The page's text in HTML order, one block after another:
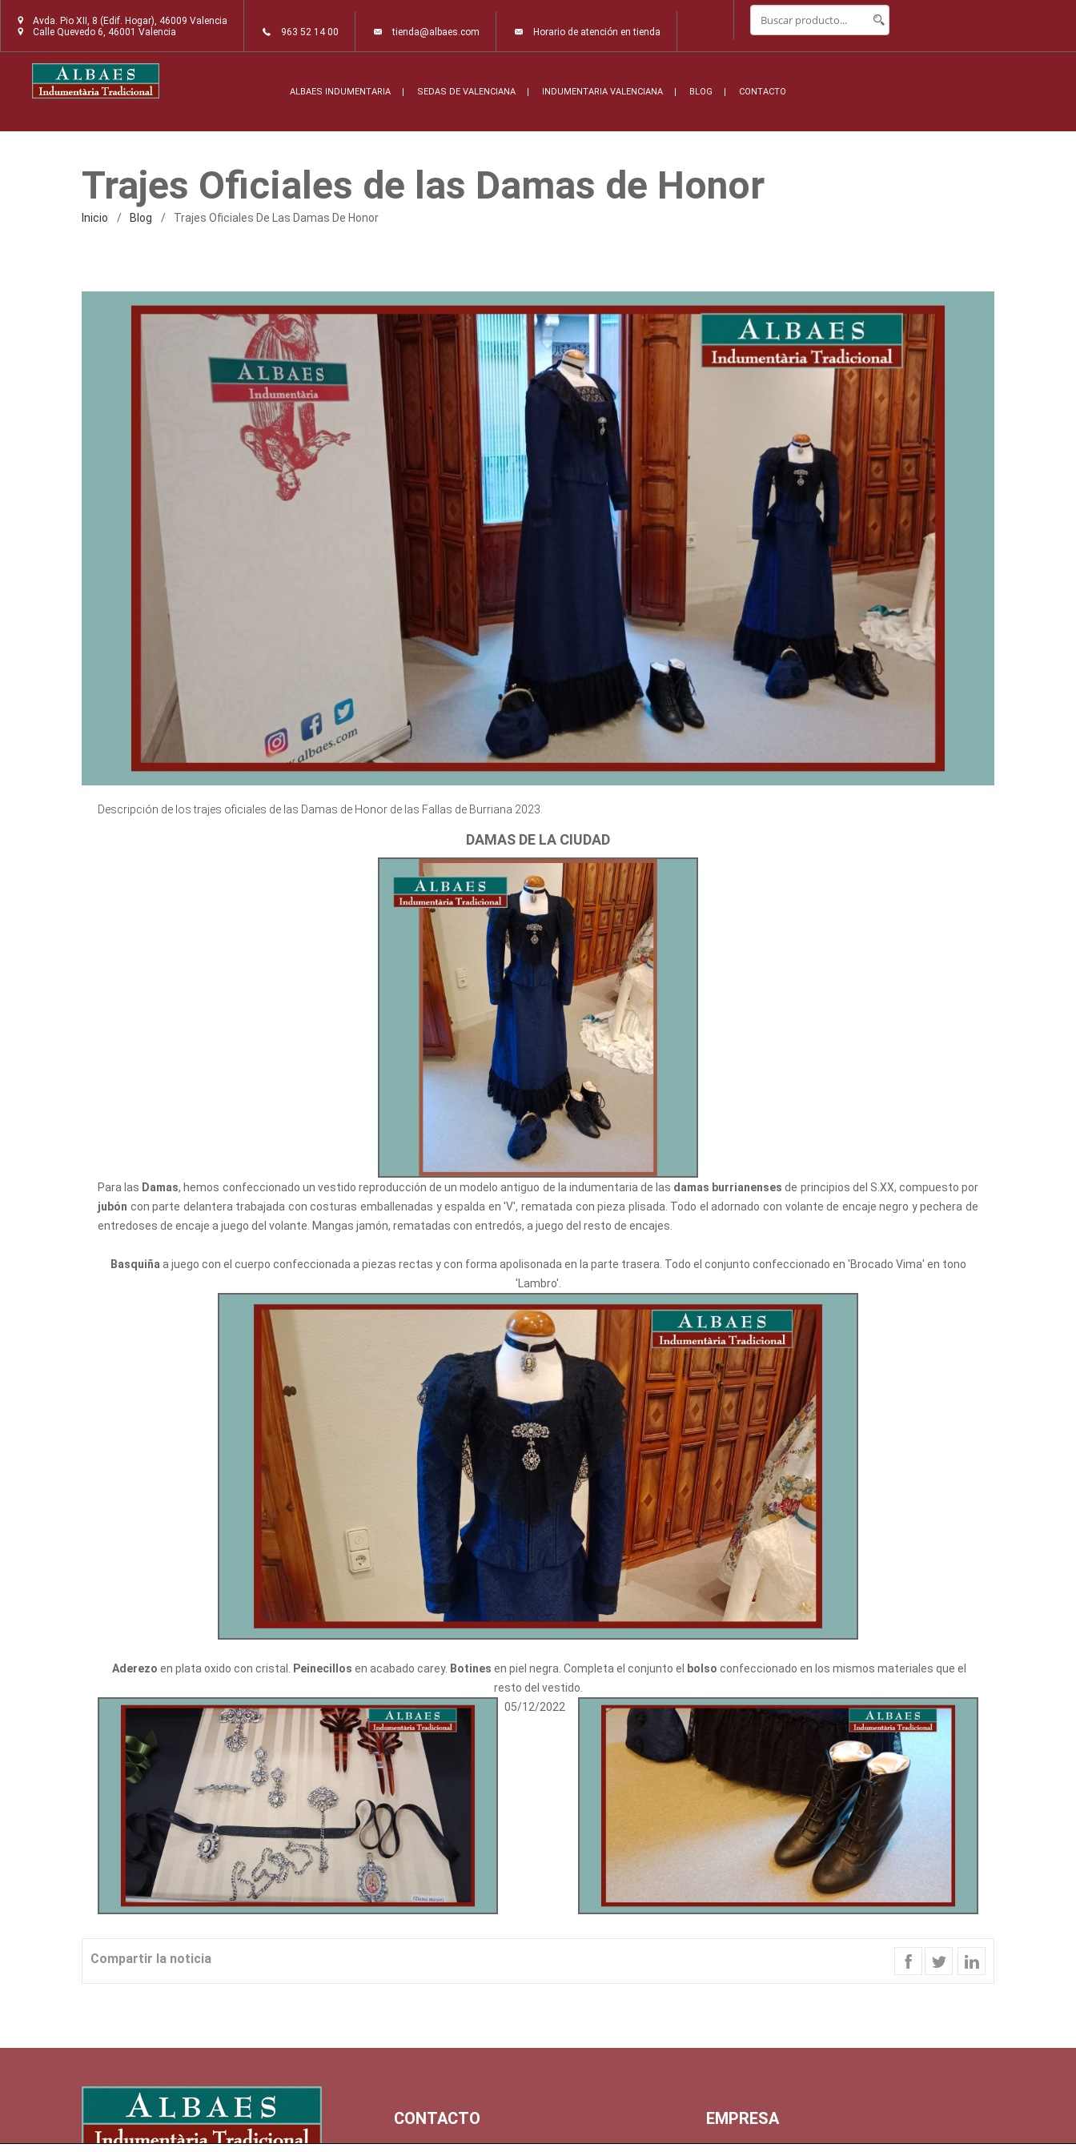
Avda. Pio XII, 8 (Edif. Hogar), 46009 Valencia
Calle Quevedo 6, 46001 Valencia
963 52 14 00 tienda@albaes.com Horario de atención en tienda
ALBAES INDUMENTARIA SEDAS DE VALENCIANA INDUMENTARIA VALENCIANA BLOG CONTACTO
Trajes Oficiales de las Damas de Honor
Inicio Blog Trajes Oficiales De Las Damas De Honor
Descripción de los trajes oficiales de las Damas de Honor de las Fallas de Burriana 2023.
DAMAS DE LA CIUDAD
Para las Damas, hemos confeccionado un vestido reproducción de un modelo antiguo de la indumentaria de las damas burrianenses de principios del S.XX, compuesto por
jubón con parte delantera trabajada con costuras emballenadas y espalda en 'V', rematada con pieza plisada. Todo el adornado con volante de encaje negro y pechera de
entredoses de encaje a juego del volante. Mangas jamón, rematadas con entredós, a juego del resto de encajes.
Basquiña a juego con el cuerpo confeccionada a piezas rectas y con forma apolisonada en la parte trasera. Todo el conjunto confeccionado en 'Brocado Vima' en tono
'Lambro'.
Aderezo en plata oxido con cristal. Peinecillos en acabado carey. Botines en piel negra. Completa el conjunto el bolso confeccionado en los mismos materiales que el
resto del vestido.
05/12/2022
Compartir la noticia
CONTACTO EMPRESA